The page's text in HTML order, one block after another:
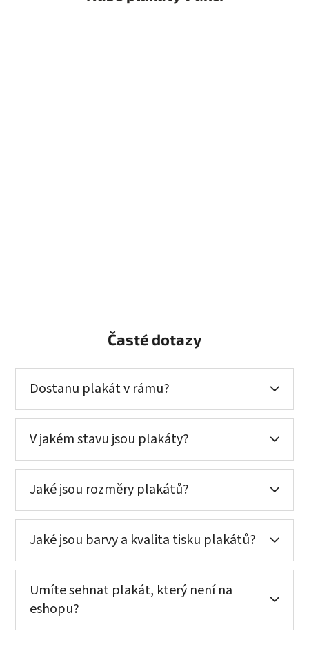
Časté dotazy
Dostanu plakát v rámu?
V jakém stavu jsou plakáty?
Jaké jsou rozměry plakátů?
Jaké jsou barvy a kvalita tisku plakátů?
Umíte sehnat plakát, který není na
eshopu?